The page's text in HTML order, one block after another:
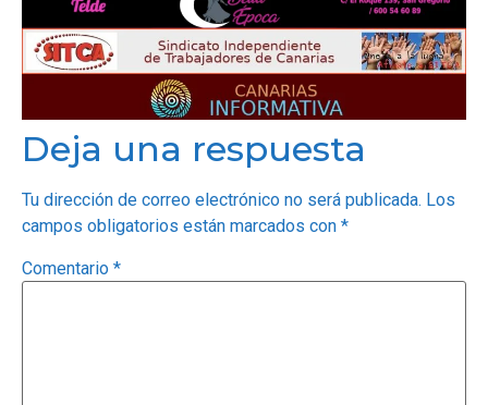
Deja una respuesta
Tu dirección de correo electrónico no será publicada. Los
campos obligatorios están marcados con *
Comentario *